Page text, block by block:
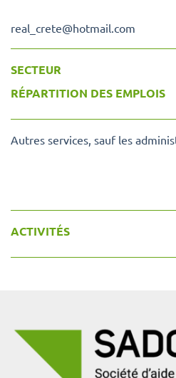
real_crete@hotmail.com
SECTEUR
RÉPARTITION DES EMPLOIS
Autres services, sauf les
ACTIVITÉS